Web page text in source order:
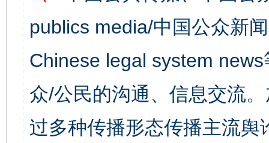
publics media/中国公众新
Chinese legal system
众/公民的沟通、信息交流
过多种传播形态传播主流